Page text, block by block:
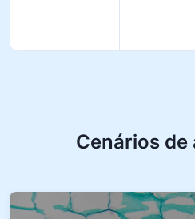
Cenários de